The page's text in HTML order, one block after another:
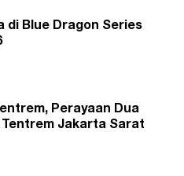
di Blue Dragon Series
Perayaan Dua
Tentrem Jakarta Sarat